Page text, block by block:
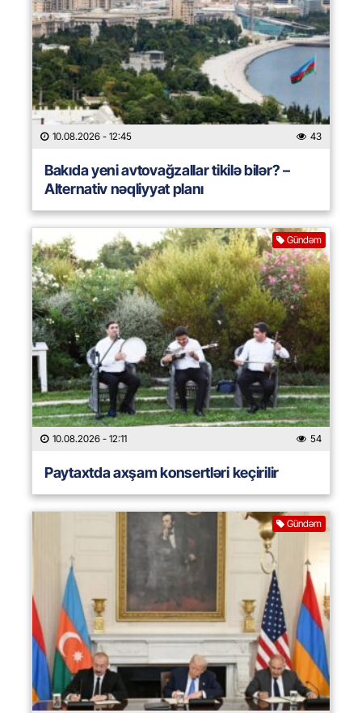
10.08.2026 - 12:45 43
Bakıda yeni avtovağzallar tikilə bilər? –
Alternativ nəqliyyat planı
Gündəm
10.08.2026 - 12:11 54
Paytaxtda axşam konsertləri keçirilir
Gündəm